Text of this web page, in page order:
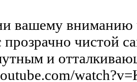
вашему вниманию
прозрачно чистой
и